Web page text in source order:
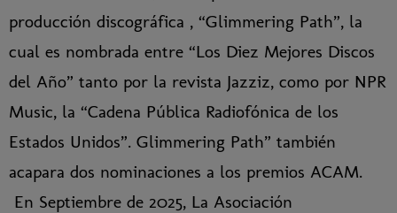
producción discográfica , “Glimmering Path”, la
cual es nombrada entre “Los Diez Mejores Discos
del Año” tanto por la revista Jazziz, como por NPR
Music, la “Cadena Pública Radiofónica de los
Estados Unidos”. Glimmering Path” también
acapara dos nominaciones a los premios ACAM.
En Septiembre de 2025, La Asociación